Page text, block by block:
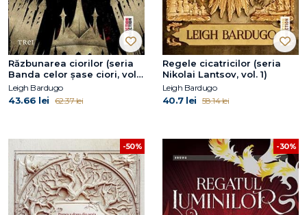
Răzbunarea ciorilor (seria
Banda celor șase ciori, vol.
2)
Leigh Bardugo
43.66 lei 62.37 lei
Regele cicatricilor (seria
Nikolai Lantsov, vol. 1)
Leigh Bardugo
40.7 lei 58.14 lei
-50% -30%